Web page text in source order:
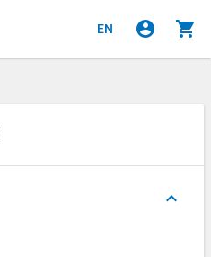
EN account_circle shopping_cart
keyboard_arrow_up